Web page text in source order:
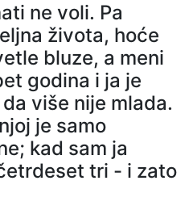
ne voli. Pa
života, hoće
bluze, a meni
godina i ja je
više nije mlada.
je samo
kad sam ja
tri - i zato